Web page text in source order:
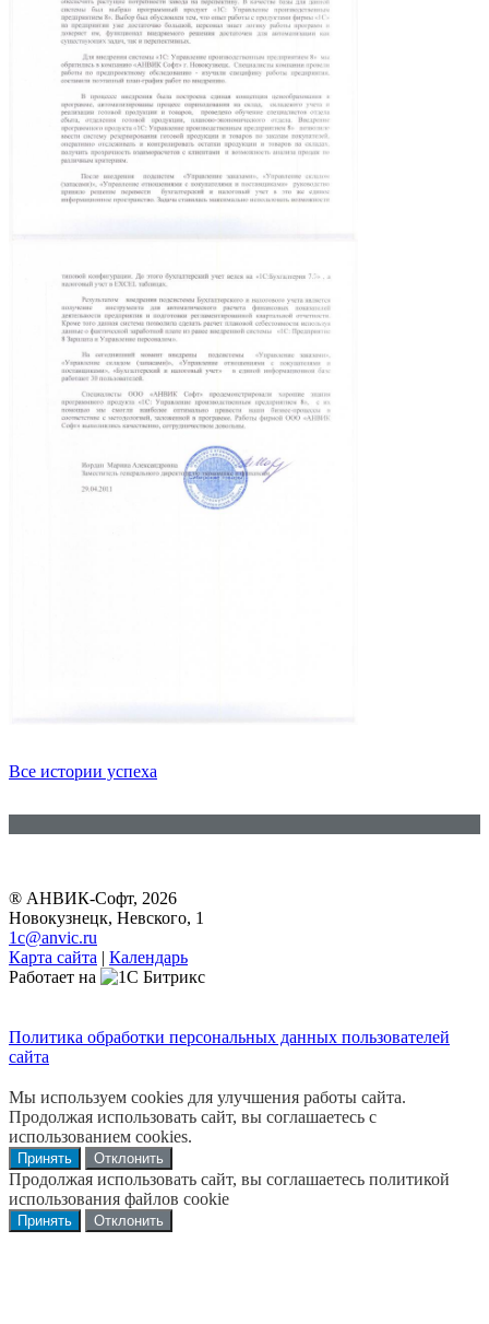
Все истории успеха
® АНВИК-Софт, 2026
Новокузнецк, Невского, 1
1c@anvic.ru
Карта сайта | Календарь
Работает на
Политика обработки персональных данных пользователей
сайта
Мы используем cookies для улучшения работы сайта.
Продолжая использовать сайт, вы соглашаетесь с
использованием cookies.
Принять Отклонить
Продолжая использовать сайт, вы соглашаетесь политикой
использования файлов cookie
Принять Отклонить